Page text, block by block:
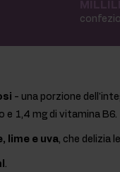
- una porzione
e 1,4 mg di vitamina B6.
lime e uva, che delizia
.